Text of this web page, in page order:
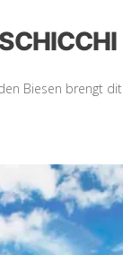
Biesen brengt